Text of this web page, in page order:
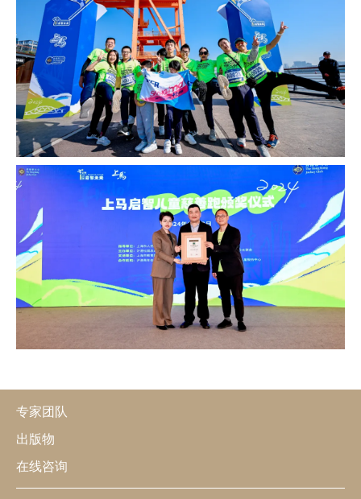
专家团队
出版物
在线咨询